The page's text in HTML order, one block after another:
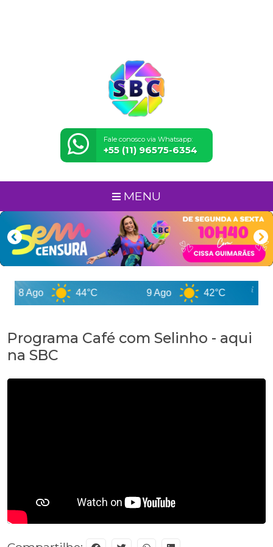
Fale conosco via Whatsapp:
+55 (11) 96575-6354
MENU
8 Ago 44°C 9 Ago 42°C
Programa Café com Selinho - aqui
na SBC